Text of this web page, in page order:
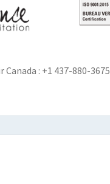
Canada : +1 437-880-3675